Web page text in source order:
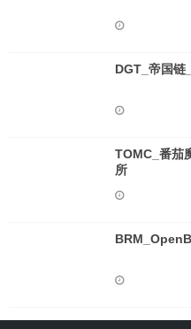
DGT_帝国链
TOMC_番茄
所